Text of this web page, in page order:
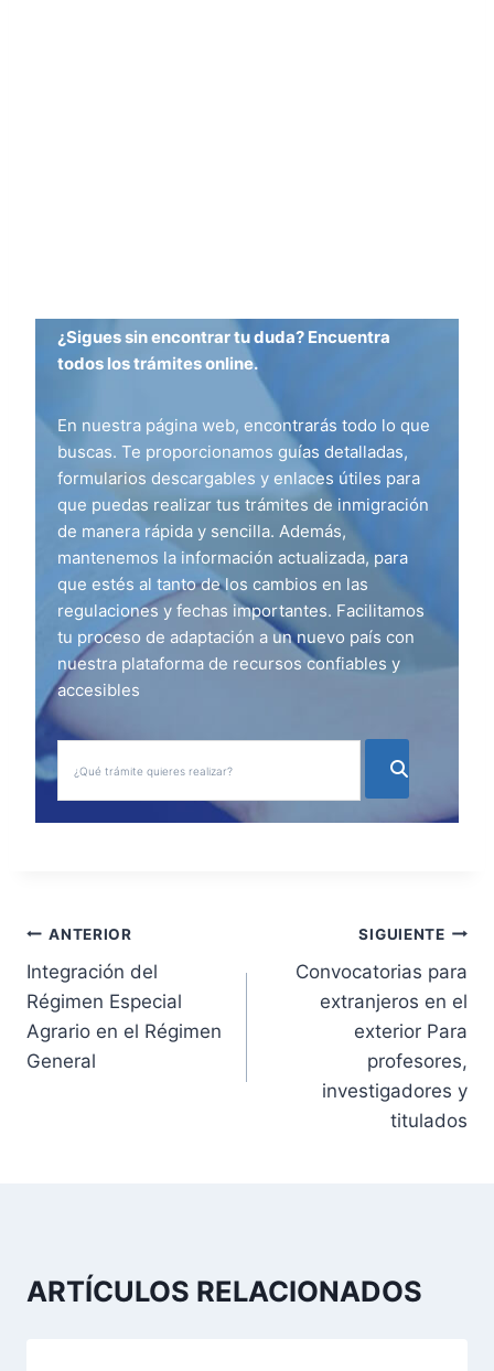
¿Sigues sin encontrar tu duda? Encuentra
todos los trámites online.
En nuestra página web, encontrarás todo lo que
buscas. Te proporcionamos guías detalladas,
formularios descargables y enlaces útiles para
que puedas realizar tus trámites de inmigración
de manera rápida y sencilla. Además,
mantenemos la información actualizada, para
que estés al tanto de los cambios en las
regulaciones y fechas importantes. Facilitamos
tu proceso de adaptación a un nuevo país con
nuestra plataforma de recursos confiables y
accesibles
N
a
v
e
ó
ANTERIOR
Integración del
Régimen Especial
Agrario en el Régimen
General
SIGUIENTE
Convocatorias para
extranjeros en el
exterior Para
profesores,
investigadores y
titulados
ARTÍCULOS RELACIONADOS